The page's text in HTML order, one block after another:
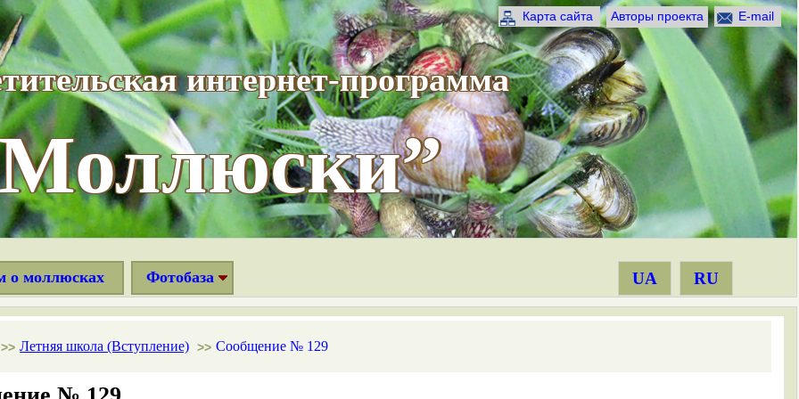
Карта сайта Авторы проекта E-mail
интернет-программа
о моллюсках Фотобаза UA RU
>> Летняя школа (Вступление) >> Сообщение № 129